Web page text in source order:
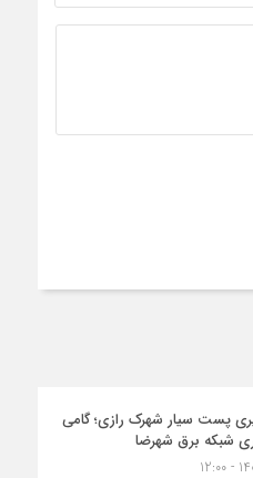
پست سیار شهرک رازی؛ گامی
شبکه برق شهرضا